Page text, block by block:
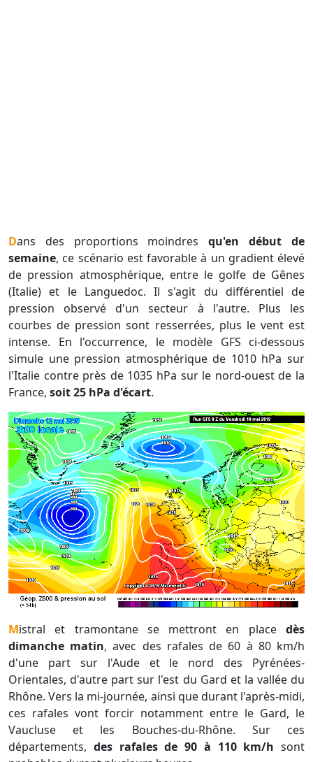
Dans des proportions moindresqu'en début de
semaine, ce scénario est favorable à un gradient élevé
de pression atmosphérique, entre le golfe de Gênes
(Italie) et le Languedoc. Il s'agit du différentiel de
pression observé d'un secteur à l'autre. Plus les
courbes de pression sont resserrées, plus le vent est
intense. En l'occurrence, le modèle GFS ci-dessous
simule une pression atmosphérique de 1010 hPa sur
l'Italie contre près de 1035 hPa sur le nord-ouest de la
France, soit 25 hPa d'écart.
Mistral et tramontane se mettront en place dès
dimanche matin, avec des rafales de 60 à 80 km/h
d'une part sur l'Aude et le nord des Pyrénées-
Orientales, d'autre part sur l'est du Gard et la vallée du
Rhône. Vers la mi-journée, ainsi que durant l'après-midi,
ces rafales vont forcir notamment entre le Gard, le
Vaucluse et les Bouches-du-Rhône. Sur ces
départements, des rafales de 90 à 110 km/h sont